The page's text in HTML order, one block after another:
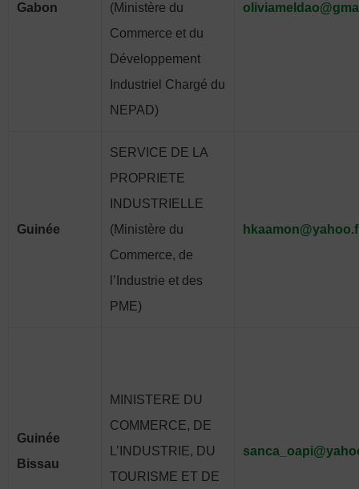
Gabon
(Ministère du
Commerce et du
Développement
Industriel Chargé du
NEPAD)
Guinée
SERVICE DE LA
PROPRIETE
INDUSTRIELLE
(Ministère du
Commerce, de
l’Industrie et des
PME)
Guinée
Bissau
MINISTERE DU
COMMERCE, DE
L’INDUSTRIE, DU
TOURISME ET DE